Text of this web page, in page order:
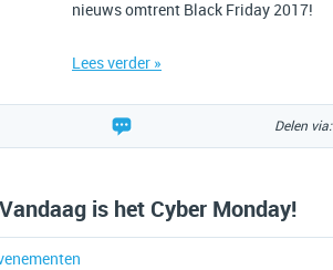
nieuws omtrent Black Friday 2017!
Lees verder »
Delen via:
is het Cyber Monday!